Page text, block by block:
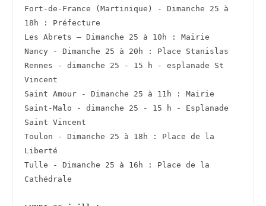
Fort-de-France (Martinique) - Dimanche 25 à
18h : Préfecture
Les Abrets – Dimanche 25 à 10h : Mairie
Nancy - Dimanche 25 à 20h : Place Stanislas
Rennes - dimanche 25 - 15 h - esplanade St
Vincent
Saint Amour - Dimanche 25 à 11h : Mairie
Saint-Malo - dimanche 25 - 15 h - Esplanade
Saint Vincent
Toulon - Dimanche 25 à 18h : Place de la
Liberté
Tulle - Dimanche 25 à 16h : Place de la
Cathédrale